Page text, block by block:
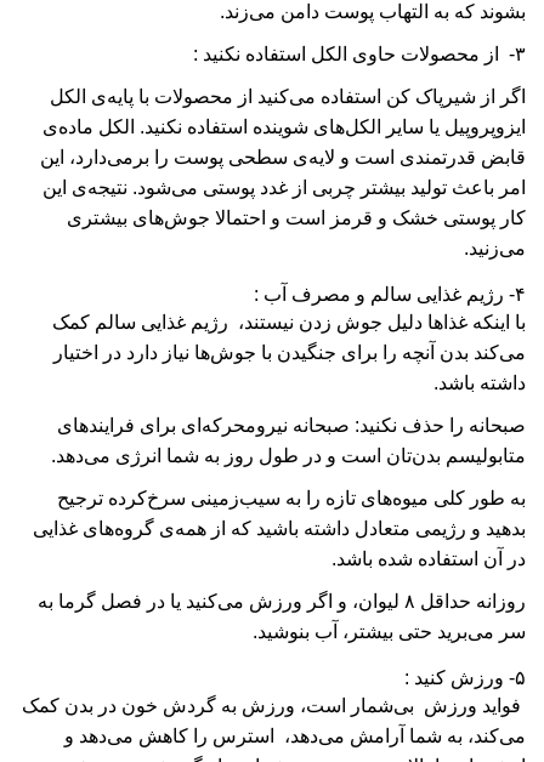
بشوند که به التهاب پوست دامن می‌زند.
۳- از محصولات حاوی الکل استفاده نکنید :
اگر از شیرپاک‌ کن استفاده می‌کنید از محصولات با پایه‌ی الکل
ایزوپروپیل یا سایر الکل‌های شوینده استفاده نکنید. الکل ماده‌ی
قابض قدرتمندی است و لایه‌ی سطحی پوست را برمی‌دارد، این
امر باعث تولید بیشتر چربی از غدد پوستی می‌شود. نتیجه‌ی این
کار پوستی خشک و قرمز است و احتمالا جوش‌های بیشتری
می‌زنید.
۴- رژیم غذایی سالم و مصرف آب :
با اینکه غذاها دلیل جوش زدن نیستند، رژیم غذایی سالم کمک
می‌کند بدن آنچه را برای جنگیدن با جوش‌ها نیاز دارد در اختیار
داشته باشد.
صبحانه را حذف نکنید: صبحانه نیرومحرکه‌ای برای فرایندهای
متابولیسم بدن‌تان است و در طول روز به شما انرژی می‌دهد.
به طور کلی میوه‌های تازه را به سیب‌زمینی سرخ‌کرده ترجیح
بدهید و رژیمی متعادل داشته باشید که از همه‌ی گروه‌های غذایی
در آن استفاده شده باشد.
روزانه حداقل ۸ لیوان، و اگر ورزش می‌کنید یا در فصل گرما به
سر می‌برید حتی بیشتر، آب بنوشید.
۵- ورزش کنید :
فواید ورزش بی‌شمار است، ورزش به گردش خون در بدن کمک
می‌کند، به شما آرامش می‌دهد، استرس را کاهش می‌دهد و